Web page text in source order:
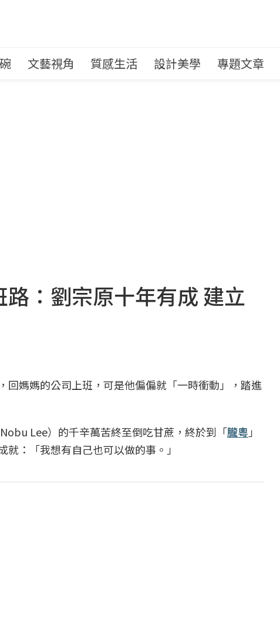
文藝視角 質感生活 設計美學 專題文章
路：劉宗原十年有成 建立
媽媽的公司上班，可是他偏偏就「一時衝動」，踏進
Lee）的千辛萬苦終至倒吃甘蔗，終於到「朧粵 」
：「我想有自己也可以做的事。」